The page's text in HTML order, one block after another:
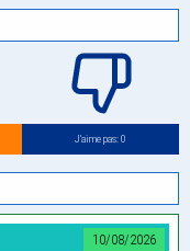
J’aime pas: 0
10/08/2026